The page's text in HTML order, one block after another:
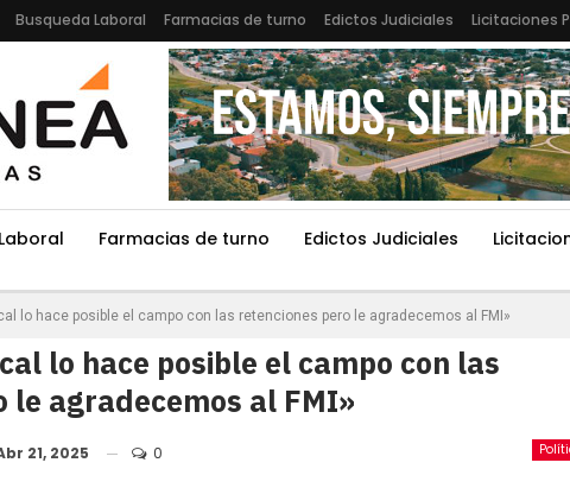
Busqueda Laboral Farmacias de turno Edictos Judiciales Licitaciones
Farmacias de turno Edictos Judiciales
lo hace posible el campo con las retenciones pero le agradecemos al FMI»
lo hace posible el campo con las
le agradecemos al FMI»
21, 2025 0